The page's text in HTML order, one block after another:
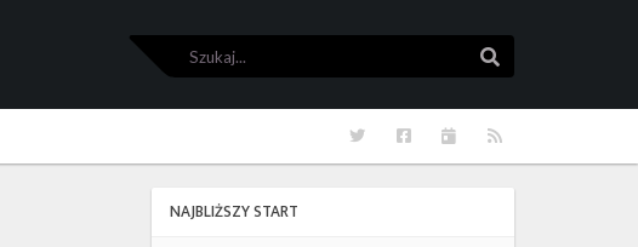
Szukaj
RSS
Kalendarze
Facebook
Twitter
NAJBLIŻSZY START